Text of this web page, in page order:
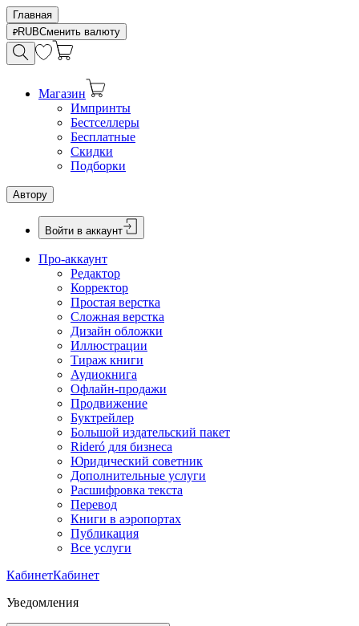
Главная
RUBСменить валюту
Магазин
Импринты
Бестселлеры
Бесплатные
Скидки
Подборки
Автору
Войти в аккаунт
Про-аккаунт
Редактор
Корректор
Простая верстка
Сложная верстка
Дизайн обложки
Иллюстрации
Тираж книги
Аудиокнига
Офлайн-продажи
Продвижение
Буктрейлер
Большой издательский пакет
Rideró для бизнеса
Юридический советник
Дополнительные услуги
Расшифровка текста
Перевод
Книги в аэропортах
Публикация
Все услуги
КабинетКабинет
Уведомления